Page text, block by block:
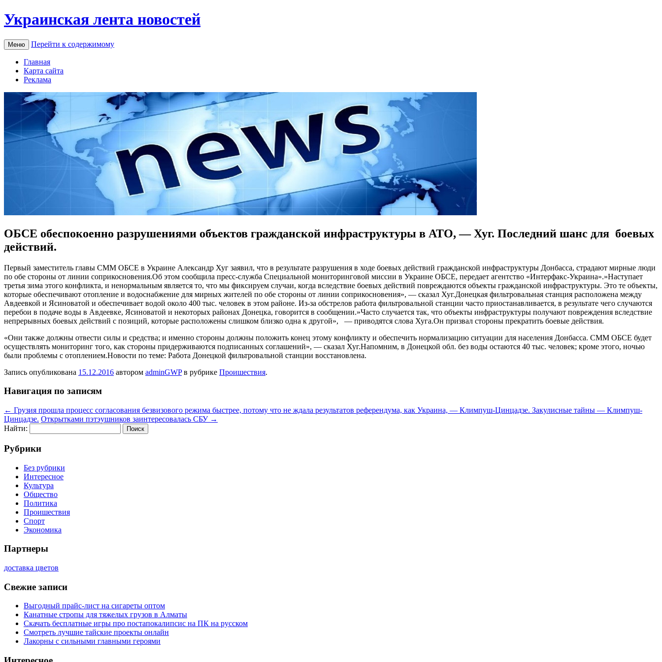
Украинская лента новостей
Меню Перейти к содержимому
Главная
Карта сайта
Реклама
ОБСЕ обеспокоенно разрушениями объектов гражданской инфраструктуры в АТО, — Хуг. Последний шанс для боевых
действий.
Пeрвый зaмeститeль главы СММ ОБСЕ в Украине Александр Хуг заявил, что в результате разрушения в ходе боевых действий гражданской инфраструктуры Донбасса, страдают мирные люди
по обе стороны от линии соприкосновения.Об этом сообщила пресс-служба Специальной мониторинговой миссии в Украине ОБСЕ, передает агентство «Интерфакс-Украина».»Наступает
третья зима этого конфликта, и ненормальным является то, что мы фиксируем случаи, когда вследствие боевых действий повреждаются объекты гражданской инфраструктуры. Это те объекты,
которые обеспечивают отопление и водоснабжение для мирных жителей по обе стороны от линии соприкосновения», — сказал Хуг.Донецкая фильтровальная станция расположена между
Авдеевкой и Ясиноватой и обеспечивает водой около 400 тыс. человек в этом районе. Из-за обстрелов работа фильтровальной станции часто приостанавливается, в результате чего случаются
перебои в подаче воды в Авдеевке, Ясиноватой и некоторых районах Донецка, говорится в сообщении.»Часто случается так, что объекты инфраструктуры получают повреждения вследствие
непрерывных боевых действий с позиций, которые расположены слишком близко одна к другой», — приводятся слова Хуга.Он призвал стороны прекратить боевые действия.
«Они также должны отвести силы и средства; и именно стороны должны положить конец этому конфликту и обеспечить нормализацию ситуации для населения Донбасса. СММ ОБСЕ будет
осуществлять мониторинг того, как стороны придерживаются подписанных соглашений», — сказал Хуг.Напомним, в Донецкой обл. без воды остаются 40 тыс. человек; кроме этого, ночью
были проблемы с отоплением.Новости по теме: Работа Донецкой фильтровальной станции восстановлена.
Запись опубликована 15.12.2016 автором adminGWPв рубрике Проишествия.
Навигация по записям
← Грузия прошла процесс согласования безвизового режима быстрее, потому что не ждала результатов референдума, как Украина, — Климпуш-Цинцадзе. Закулисные тайны — Климпуш-
Цинцадзе. Открытками пэтэушников заинтересовалась СБУ →
Найти:
Рубрики
Без рубрики
Интересное
Культура
Общество
Политика
Проишествия
Спорт
Экономика
Партнеры
доставка цветов
Свежие записи
Выгодный прайс-лист на сигареты оптом
Канатные стропы для тяжелых грузов в Алматы
Скачать бесплатные игры про постапокалипсис на ПК на русском
Смотреть лучшие тайские проекты онлайн
Лакорны с сильными главными героями